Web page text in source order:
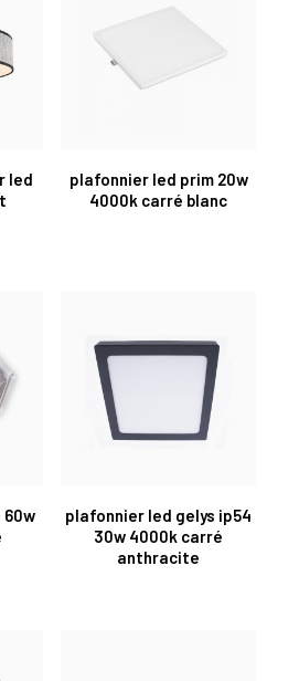
led
plafonnier led prim 20w
4000k carré blanc
plafonnier led gelys ip54
30w 4000k carré
anthracite